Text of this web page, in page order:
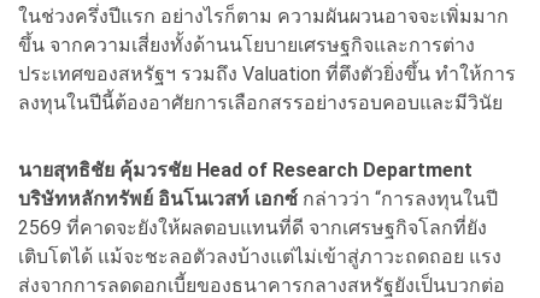
ในช่วงครึ่งปีแรก อย่างไรก็ตาม ความผันผวนอาจจะเพิ่มมาก
ขึ้น จากความเสี่ยงทั้งด้านนโยบายเศรษฐกิจและการต่าง
ประเทศของสหรัฐฯ รวมถึง Valuation ที่ตึงตัวยิ่งขึ้น ทำให้การ
ลงทุนในปีนี้ต้องอาศัยการเลือกสรรอย่างรอบคอบและมีวินัย
นายสุทธิชัย คุ้มวรชัย Head of Research Department
บริษัทหลักทรัพย์ อินโนเวสท์ เอกซ์ กล่าวว่า “การลงทุนในปี
2569 ที่คาดจะยังให้ผลตอบแทนที่ดี จากเศรษฐกิจโลกที่ยัง
เติบโตได้ แม้จะชะลอตัวลงบ้างแต่ไม่เข้าสู่ภาวะถดถอย แรง
ส่งจากการลดดอกเบี้ยของธนาคารกลางสหรัฐยังเป็นบวกต่อ